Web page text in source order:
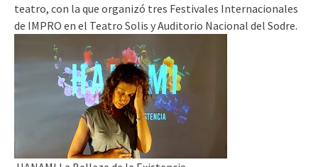
teatro, con la que organizó tres Festivales Internacionales
de IMPRO en el Teatro Solis y Auditorio Nacional del Sodre.